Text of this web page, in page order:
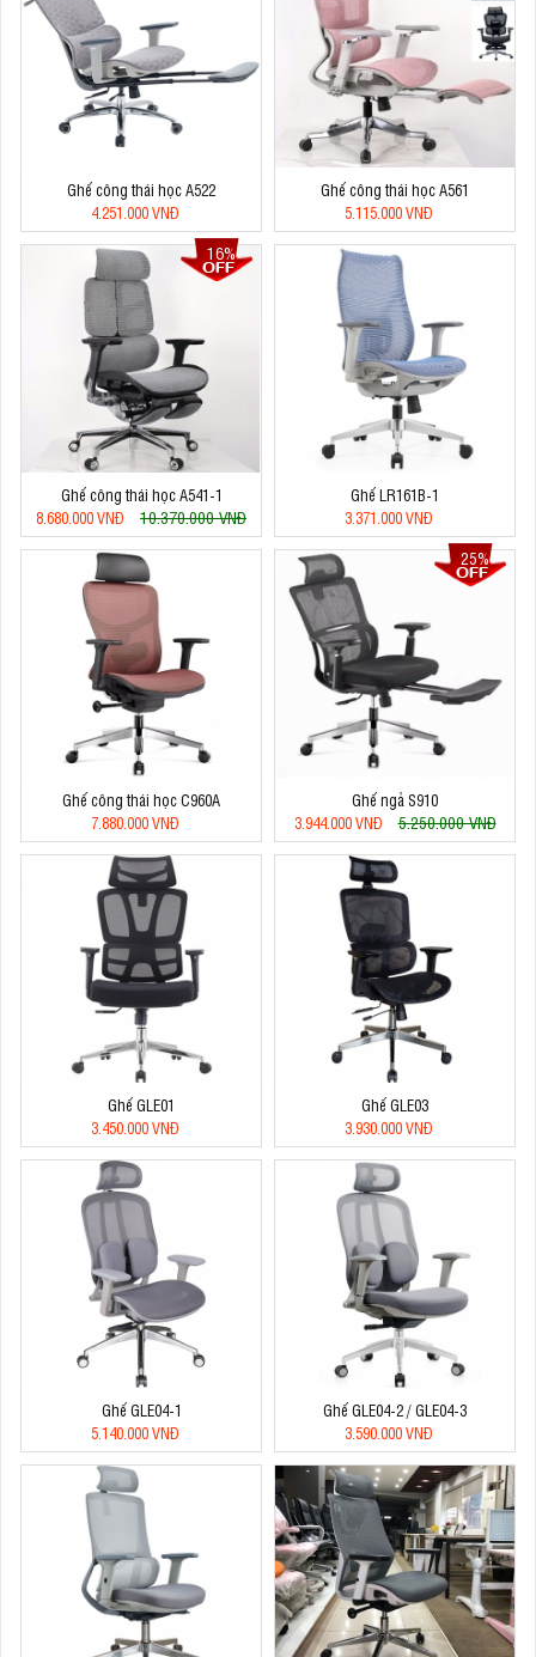
Ghế công thái học A522
4.251.000 VNĐ
Ghế công thái học A561
5.115.000 VNĐ
16%
Ghế công thái học A541-1
8.680.000 VNĐ
10.370.000 VNĐ
Ghế LR161B-1
3.371.000 VNĐ
Ghế công thái học C960A
7.880.000 VNĐ
25%
Ghế ngả S910
3.944.000 VNĐ
5.250.000 VNĐ
Ghế GLE01
3.450.000 VNĐ
Ghế GLE03
3.930.000 VNĐ
Ghế GLE04-1
5.140.000 VNĐ
Ghế GLE04-2 / GLE04-3
3.590.000 VNĐ